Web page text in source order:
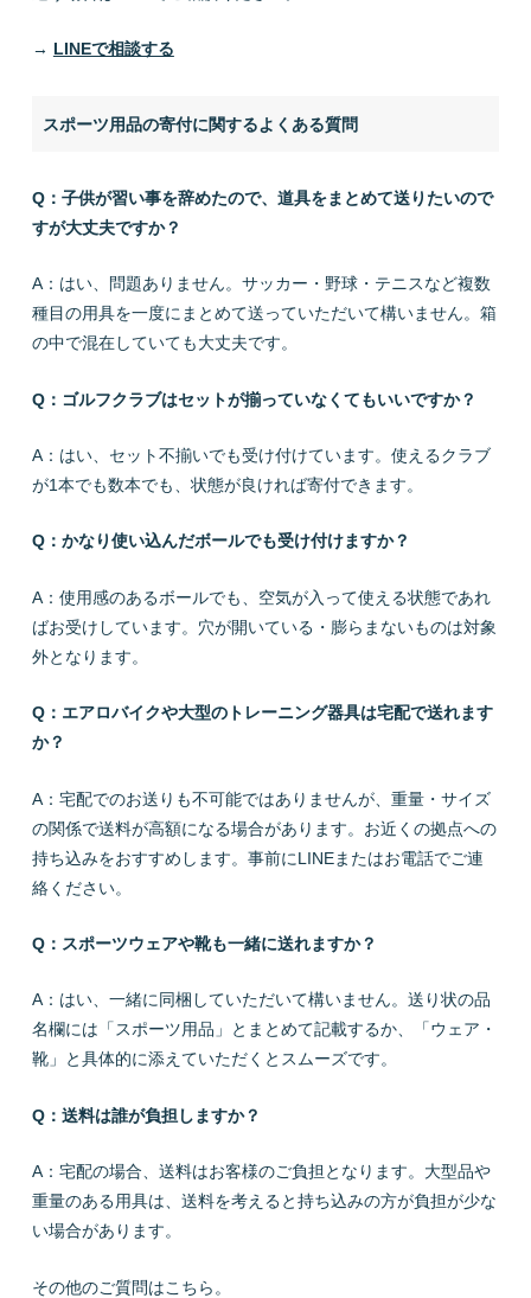
→ LINEで相談する
スポーツ用品の寄付に関するよくある質問
Q：子供が習い事を辞めたので、道具をまとめて送りたいので
すが大丈夫ですか？
A：はい、問題ありません。サッカー・野球・テニスなど複数
種目の用具を一度にまとめて送っていただいて構いません。箱
の中で混在していても大丈夫です。
Q：ゴルフクラブはセットが揃っていなくてもいいですか？
A：はい、セット不揃いでも受け付けています。使えるクラブ
が1本でも数本でも、状態が良ければ寄付できます。
Q：かなり使い込んだボールでも受け付けますか？
A：使用感のあるボールでも、空気が入って使える状態であれ
ばお受けしています。穴が開いている・膨らまないものは対象
外となります。
Q：エアロバイクや大型のトレーニング器具は宅配で送れます
か？
A：宅配でのお送りも不可能ではありませんが、重量・サイズ
の関係で送料が高額になる場合があります。お近くの拠点への
持ち込みをおすすめします。事前にLINEまたはお電話でご連
絡ください。
Q：スポーツウェアや靴も一緒に送れますか？
A：はい、一緒に同梱していただいて構いません。送り状の品
名欄には「スポーツ用品」とまとめて記載するか、「ウェア・
靴」と具体的に添えていただくとスムーズです。
Q：送料は誰が負担しますか？
A：宅配の場合、送料はお客様のご負担となります。大型品や
重量のある用具は、送料を考えると持ち込みの方が負担が少な
い場合があります。
その他のご質問はこちら。